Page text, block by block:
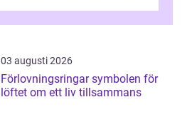
03 augusti 2026
Förlovningsringar symbolen för
löftet om ett liv tillsammans